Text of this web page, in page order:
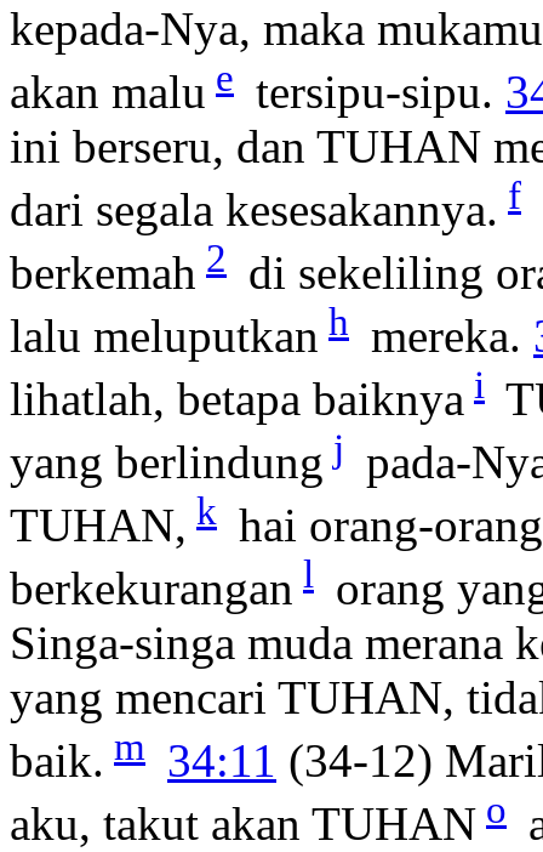
kepada-Nya, maka
akan malu e tersipu-sipu.
ini berseru, dan TUHAN
dari segala kesesakannya. f
berkemah 2 di sekeliling
lalu meluputkan h mereka.
lihatlah, betapa baiknya i
yang berlindung j pada-
TUHAN, k hai orang-
berkekurangan l
orang
Singa-singa muda merana
yang mencari TUHAN,
baik. m 34:11 (34-12)
aku, takut akan TUHAN o